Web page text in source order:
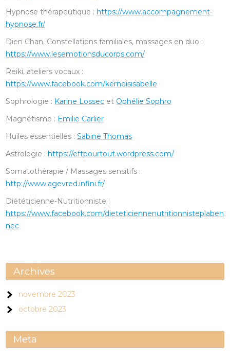
Hypnose thérapeutique :https://www.accompagnement-
hypnose.fr/
Dien Chan, Constellations familiales, massages en duo :
https://www.lesemotionsducorps.com/
Reiki, ateliers vocaux :
https://www.facebook.com/kerneisisabelle
Sophrologie : Karine Lossec et Ophélie Sophro
Magnétisme : Emilie Carlier
Huiles essentielles :Sabine Thomas
Astrologie :https://eftpourtout.wordpress.com/
Somatothérapie / Massages sensitifs :
http://www.agevred.infini.fr/
Diététicienne-Nutritionniste :
https://www.facebook.com/dieteticiennenutritionnisteplaben
nec
Archives
novembre 2023
octobre 2023
Meta